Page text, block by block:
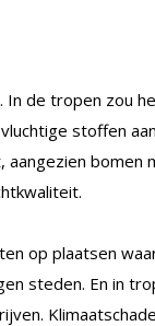
de tropen zou
stoffen
bomen
op plaatsen
steden. En in